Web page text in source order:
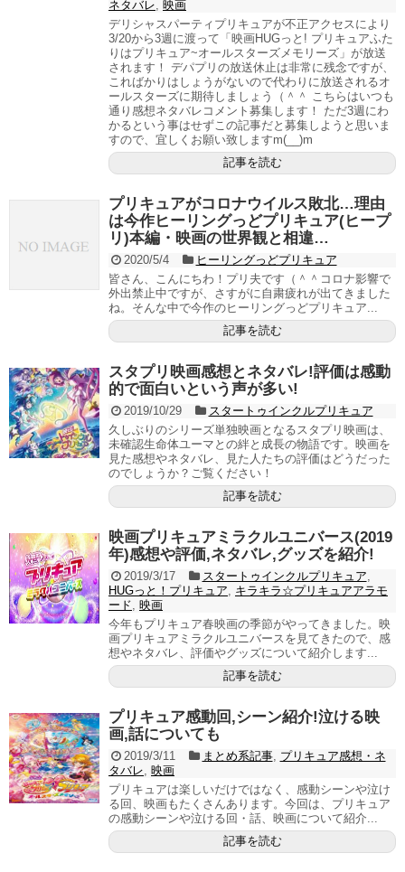
ネタバレ 映画
デリシャスパーティプリキュアが不正アクセスにより
3/20から3週に渡って「映画HUGっと! プリキュアふた
りはプリキュア~オールスターズメモリーズ」が放送
されます！ デパプリの放送休止は非常に残念ですが、
こればかりはしょうがないので代わりに放送されるオ
ールスターズに期待しましょう（＾＾ こちらはいつも
通り感想ネタバレコメント募集します！ ただ3週にわ
かるという事はせずこの記事だと募集しようと思いま
すので、宜しくお願い致しますm(__)m
記事を読む
プリキュアがコロナウイルス敗北…理由
は今作ヒーリングっどプリキュア(ヒープ
リ)本編・映画の世界観と相違…
2020/5/4
ヒーリングっどプリキュア
皆さん、こんにちわ！プリ夫です（＾＾コロナ影響で
外出禁止中ですが、さすがに自粛疲れが出てきました
ね。そんな中で今作のヒーリングっどプリキュア...
記事を読む
スタプリ映画感想とネタバレ!評価は感動
的で面白いという声が多い!
2019/10/29
スタートゥインクルプリキュア
久しぶりのシリーズ単独映画となるスタプリ映画は、
未確認生命体ユーマとの絆と成長の物語です。映画を
見た感想やネタバレ、見た人たちの評価はどうだった
のでしょうか？ご覧ください！
記事を読む
映画プリキュアミラクルユニバース(2019
年)感想や評価,ネタバレ,グッズを紹介!
2019/3/17 スタートゥインクルプリキュア
HUGっと！プリキュア
キラキラ☆プリキュアアラモ
ード 映画
今年もプリキュア春映画の季節がやってきました。映
画プリキュアミラクルユニバースを見てきたので、感
想やネタバレ、評価やグッズについて紹介します...
記事を読む
プリキュア感動回,シーン紹介!泣ける映
画,話についても
2019/3/11 まとめ系記事, プリキュア感想・ネ
タバレ 映画
プリキュアは楽しいだけではなく、感動シーンや泣け
る回、映画もたくさんあります。今回は、プリキュア
の感動シーンや泣ける回・話、映画について紹介...
記事を読む